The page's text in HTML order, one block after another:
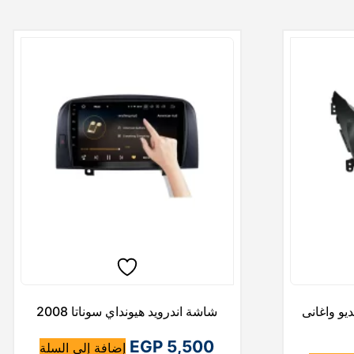
واغانى شاشة اندرويد هيونداي سوناتا 2008
EGP 5,500 إضافة إلى السلة